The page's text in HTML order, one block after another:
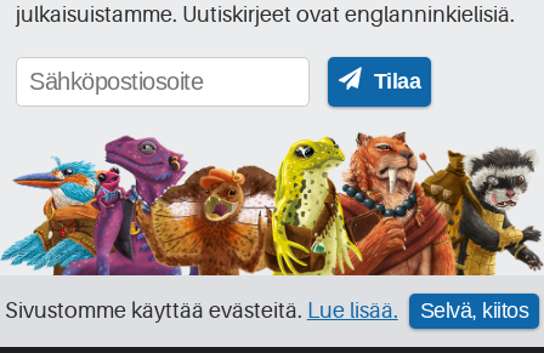
julkaisuistamme. Uutiskirjeet ovat englanninkielisiä.
Tilaa
Sivustomme käyttää evästeitä. Lue lisää. Selvä, kiitos